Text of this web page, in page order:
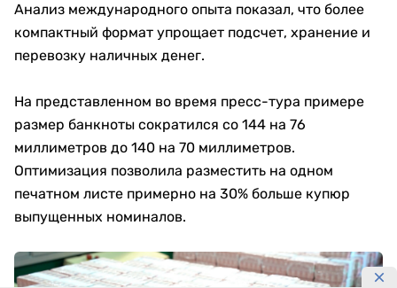
Анализ международного опыта показал, что более
компактный формат упрощает подсчет, хранение и
перевозку наличных денег.
На представленном во время пресс-тура примере
размер банкноты сократился со 144 на 76
миллиметров до 140 на 70 миллиметров.
Оптимизация позволила разместить на одном
печатном листе примерно на 30% больше купюр
выпущенных номиналов.